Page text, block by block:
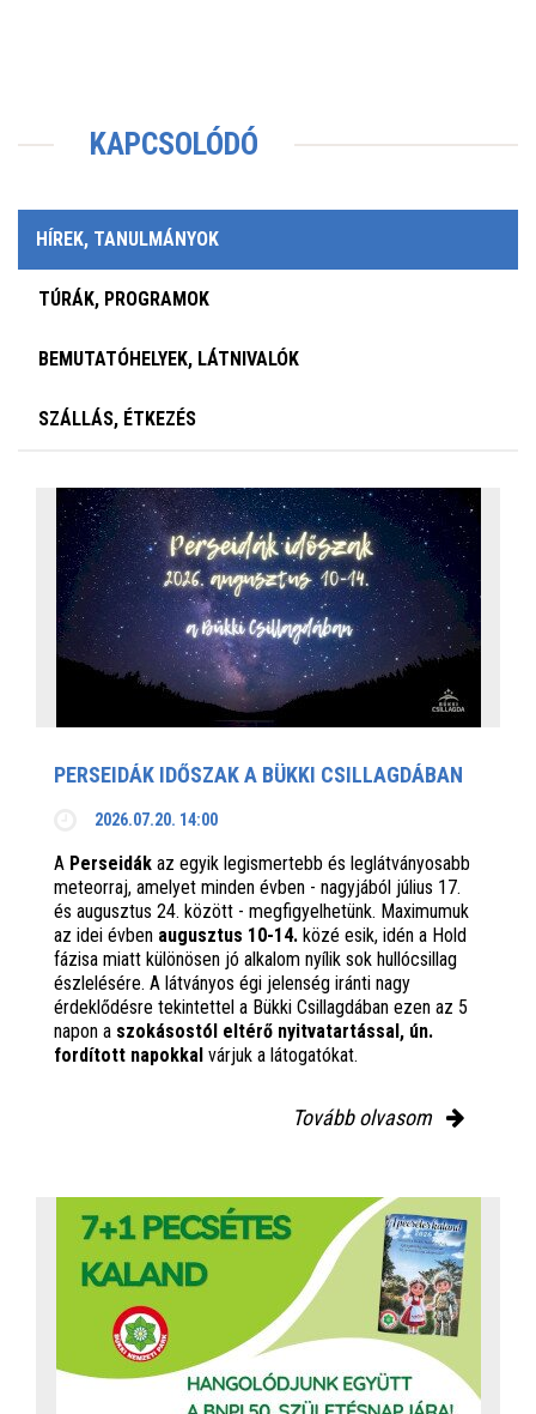
KAPCSOLÓDÓ
HÍREK, TANULMÁNYOK
TÚRÁK, PROGRAMOK
BEMUTATÓHELYEK, LÁTNIVALÓK
SZÁLLÁS, ÉTKEZÉS
PERSEIDÁK IDŐSZAK A BÜKKI CSILLAGDÁBAN
2026.07.20. 14:00
A Perseidák az egyik legismertebb és leglátványosabb
meteorraj, amelyet minden évben - nagyjából július 17.
és augusztus 24. között - megfigyelhetünk. Maximumuk
az idei évben augusztus 10-14. közé esik, idén a Hold
fázisa miatt különösen jó alkalom nyílik sok hullócsillag
észlelésére. A látványos égi jelenség iránti nagy
érdeklődésre tekintettel a Bükki Csillagdában ezen az 5
napon a szokásostól eltérő nyitvatartással, ún.
fordított napokkal várjuk a látogatókat.
Tovább olvasom